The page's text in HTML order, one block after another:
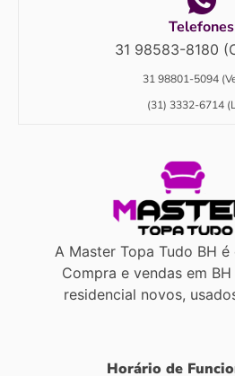
Telefones
31 98583-8180
31 98801-5094
(31) 3332-6714
A Master Topa Tudo BH
Compra e vendas em
residencial novos,
Horário de